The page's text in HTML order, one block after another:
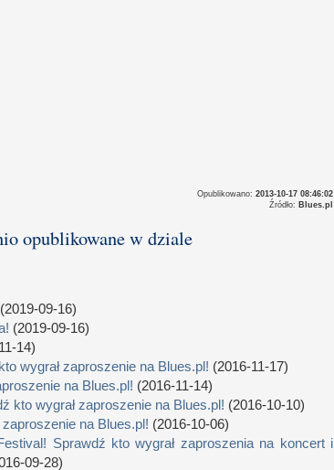
Opublikowano: 2013-10-17 08:46:02
Źródło: Blues.pl
opublikowane w dziale
(2019-09-16)
(2019-09-16)
14)
wygrał zaproszenie na Blues.pl! (2016-11-17)
na Blues.pl! (2016-11-14)
kto wygrał zaproszenie na Blues.pl! (2016-10-10)
na Blues.pl! (2016-10-06)
Sprawdź kto wygrał zaproszenia na koncert i
09-28)